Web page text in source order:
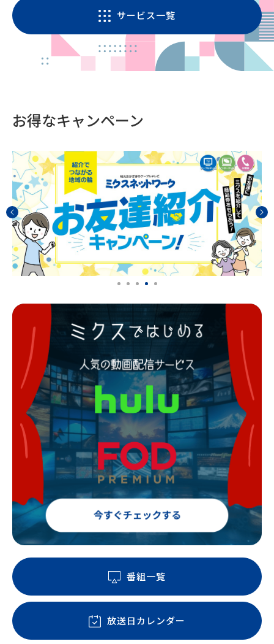
サービス一覧
お得なキャンペーン
番組一覧
放送日カレンダー